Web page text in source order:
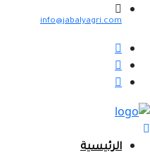
info@jabalyagri.com
الرئيسية